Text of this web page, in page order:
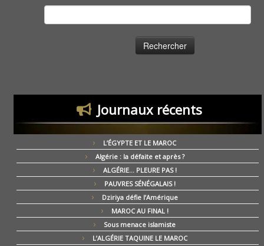
Journaux récents
L’ÉGYPTE ET LE MAROC
Algérie : la défaite et après ?
ALGÉRIE… PLEURE PAS !
PAUVRES SÉNÉGALAIS !
Dziriya défie l’Amérique
MAROC AU FINAL !
Sous menace islamiste
L’ALGÉRIE TAQUINE LE MAROC